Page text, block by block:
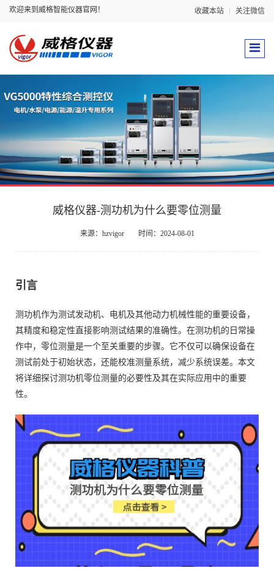
欢迎来到威格智能仪器官网！ 收藏本站 关注微信
威格仪器-测功机为什么要零位测量
来源：hzvigor 时间：2024-08-01
引言
测功机作为测试发动机、电机及其他动力机械性能的重要设备，
其精度和稳定性直接影响测试结果的准确性。在测功机的日常操
作中，零位测量是一个至关重要的步骤。它不仅可以确保设备在
测试前处于初始状态，还能校准测量系统，减少系统误差。本文
将详细探讨测功机零位测量的必要性及其在实际应用中的重要
性。